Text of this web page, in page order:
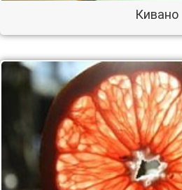
Кивано